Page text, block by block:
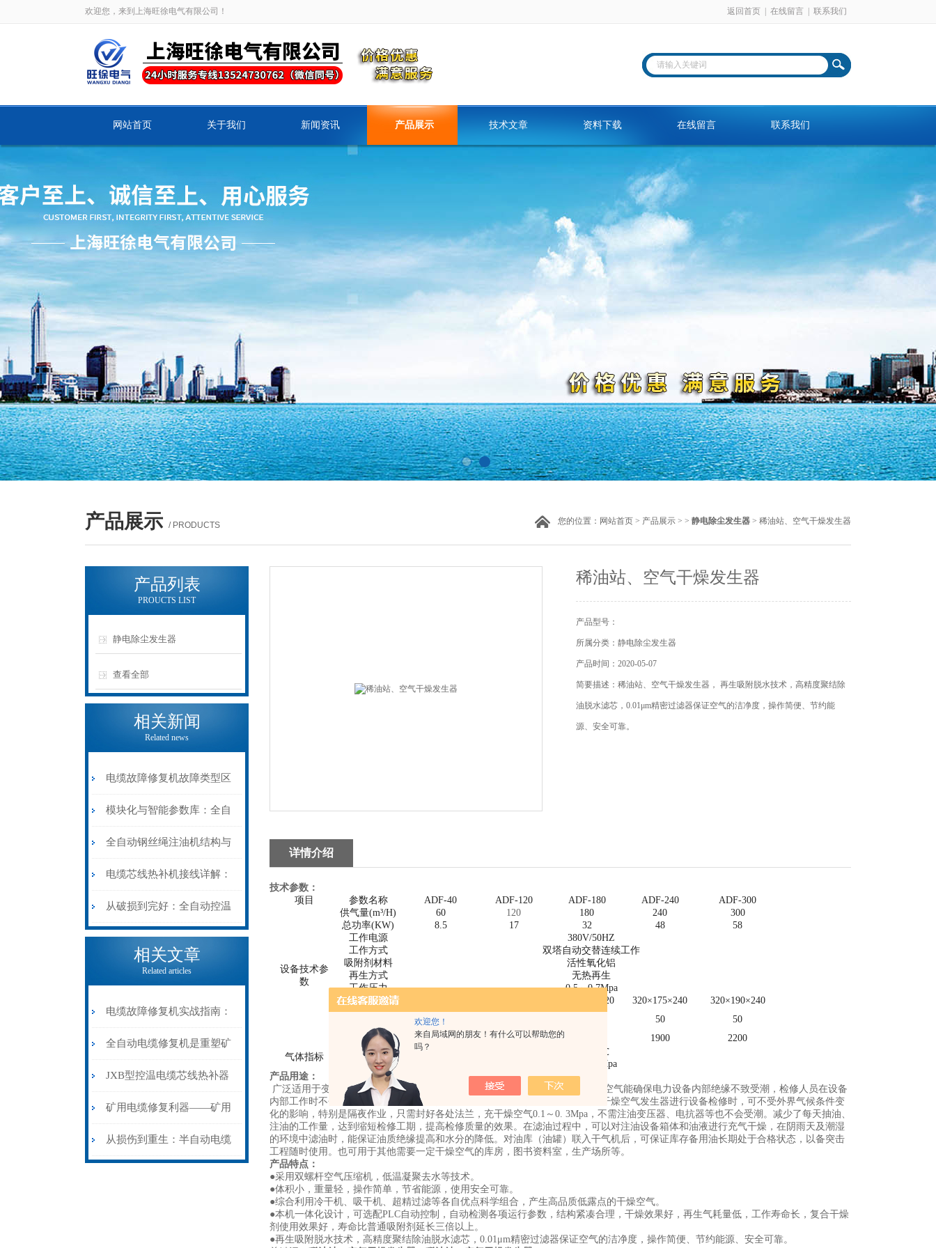
欢迎您！
来自局域网的朋友！有什么可以帮助您的
吗？
欢迎您，来到上海旺徐电气有限公司！ 返回首页 在线留言 联系我们
网站首页 关于我们 新闻资讯 产品展示 技术文章 资料下载 在线留言 联系我们
产品展示 / PRODUCTS 您的位置： 网站首页 > 产品展示 > > 静电除尘发生器 > 稀油站、空气干燥发生器
产品列表
PROUCTS LIST
静电除尘发生器
查看全部
相关新闻
Related news
电缆故障修复机故障类型区
分指南：从“绝缘电
阻”到“波形特征”的精准诊
断逻辑
模块化与智能参数库：全自
动电缆修复机的快速换型逻
辑
全自动钢丝绳注油机结构与
工作原理：揭秘高效润滑的
机械密码
电缆芯线热补机接线详解：
从入门到精通
从破损到完好：全自动控温
电缆热补机的核心价值
相关文章
Related articles
电缆故障修复机实战指南：
从“盲测”到“精确定点”的三
步作业法
全自动电缆修复机是重塑矿
山电力动脉的“智能外科医
生”
JXB型控温电缆芯线热补器
安装与接线：精准修复的工
艺基石
矿用电缆修复利器——矿用
电缆热补机智能控温，安全
从损伤到重生：半自动电缆
稀油站、空气干燥发生器
产品型号：
所属分类：静电除尘发生器
产品时间：2020-05-07
简要描述：稀油站、空气干燥发生器， 再生吸附脱水技术，高精度聚结除
油脱水滤芯，0.01μm精密过滤器保证空气的洁净度，操作简便、节约能
源、安全可靠。
详情介绍
技术参数：
项目
参数名称 ADF-40 ADF-120 ADF-180 ADF-240 ADF-300
设备技术参
数
供气量(m³/H) 60 120 180 240
300
总功率(KW)
8.5 17 32 48
58
工作电源
380V/50HZ
工作方式
双塔自动交替连续工作
吸附剂材料
活性氧化铝
再生方式
无热再生
工作压力
0.5～0.7Mpa
长×宽×高（cm）
240×170×220 320×175×240
320×190×240
排气管直径
（mm）
25 50
50
重量（kg）
1000 1400 1900
2200
气体指标
露点
-50-70℃
排气压力
-0.1~0.3Mpa
产品用途：
广泛适用于变压器、电抗器等大型电力设备检修时供应干燥空气。提供的干燥空气能确保电力设备内部绝缘不致受潮，检修人员在设备
内部工作时不会因缺氧而窒息。比使用氮气安全、可靠、经济、方便。在使用干燥空气发生器进行设备检修时，可不受外界气候条件变
化的影响，特别是隔夜作业，只需封好各处法兰，充干燥空气0.1～0. 3Mpa，不需注油变压器、电抗器等也不会受潮。减少了每天抽油、
注油的工作量，达到缩短检修工期，提高检修质量的效果。在滤油过程中，可以对注油设备箱体和油液进行充气干燥，在阴雨天及潮湿
的环境中滤油时，能保证油质绝缘提高和水分的降低。对油库（油罐）联入干气机后，可保证库存备用油长期处于合格状态，以备突击
工程随时使用。也可用于其他需要一定干燥空气的库房，图书资料室，生产场所等。
产品特点：
●采用双螺杆空气压缩机，低温凝聚去水等技术。
●体积小，重量轻，操作简单，节省能源，使用安全可靠。
●综合利用冷干机、吸干机、超精过滤等各自优点科学组合，产生高品质低露点的干燥空气。
●本机一体化设计，可选配PLC自动控制，自动检测各项运行参数，结构紧凑合理，干燥效果好，再生气耗量低，工作寿命长，复合干燥
剂使用效果好，寿命比普通吸附剂延长三倍以上。
●再生吸附脱水技术，高精度聚结除油脱水滤芯，0.01μm精密过滤器保证空气的洁净度，操作简便、节约能源、安全可靠。